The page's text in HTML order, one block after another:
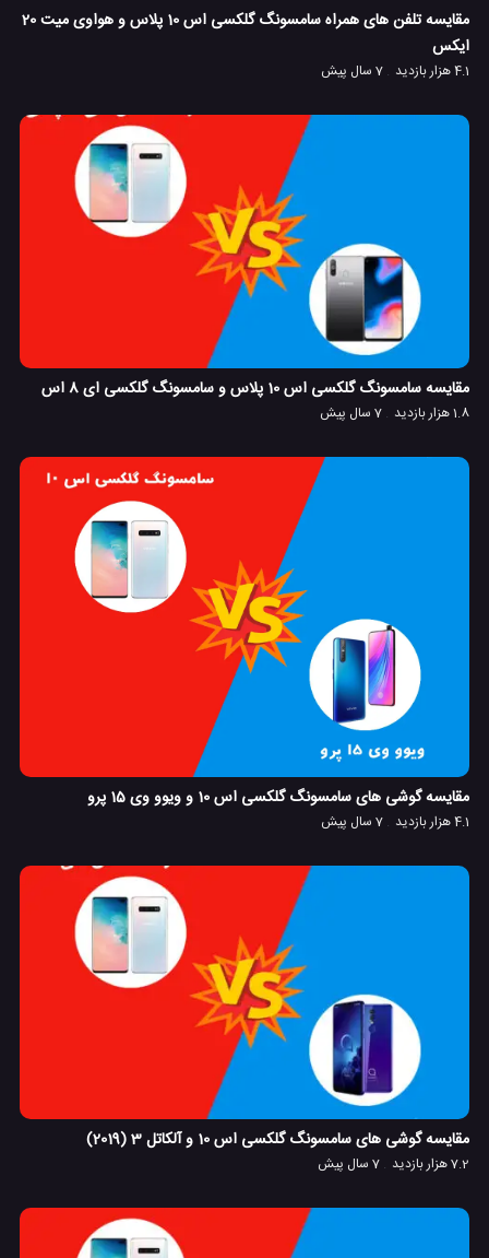
مقایسه تلفن های همراه سامسونگ گلکسی اس 10 پلاس و هواوی میت 20
ایکس
4.1 هزار بازدید 7 سال پیش
مقایسه سامسونگ گلکسی اس 10 پلاس و سامسونگ گلکسی ای 8 اس
1.8 هزار بازدید 7 سال پیش
مقایسه گوشی های سامسونگ گلکسی اس 10 و ویوو وی 15 پرو
4.1 هزار بازدید 7 سال پیش
مقایسه گوشی های سامسونگ گلکسی اس 10 و آلکاتل 3 (2019)
7.2 هزار بازدید 7 سال پیش